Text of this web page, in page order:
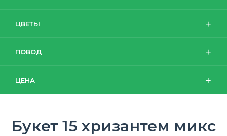
ЦВЕТЫ
ПОВОД
ЦЕНА
Букет 15 хризантем микс